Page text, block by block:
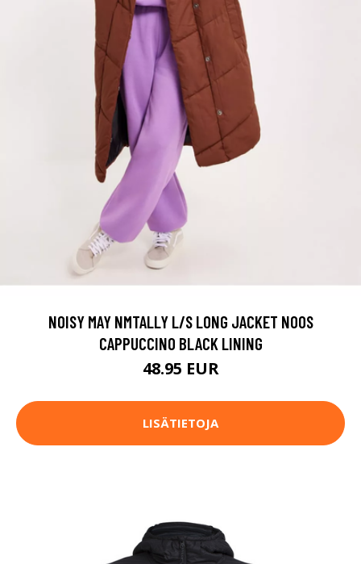
NOISY MAY NMTALLY L/S LONG JACKET NOOS
CAPPUCCINO BLACK LINING
48.95 EUR
LISÄTIETOJA